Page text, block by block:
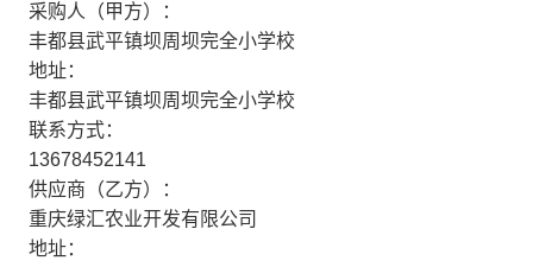
采购人（甲方）：
丰都县武平镇坝周坝完全小学校
地址：
丰都县武平镇坝周坝完全小学校
联系方式：
13678452141
供应商（乙方）：
重庆绿汇农业开发有限公司
地址：